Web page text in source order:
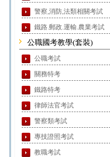
警察,消防,法類相關考試
鐵路.郵政.運輸.農業考試
公職國考教學(套裝)
公職考試
關務特考
鐵路特考
律師法官考試
警察類考試
專技證照考試
教職考試